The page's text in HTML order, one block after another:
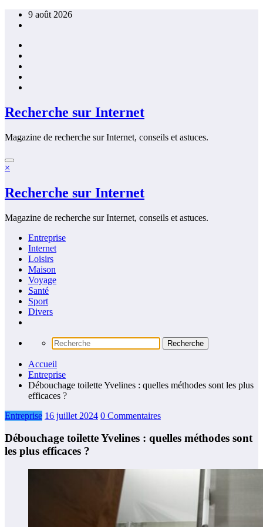
Aller
9 août 2026
Recherche sur Internet
Magazine de recherche sur Internet, conseils et astuces.
×
Recherche sur Internet
Magazine de recherche sur Internet, conseils et astuces.
Entreprise
Internet
Loisirs
Maison
Voyage
Santé
Sport
Divers
Accueil
Entreprise
Débouchage toilette Yvelines : quelles méthodes sont les plus
efficaces ?
Entreprise 16 juillet 2024 0 Commentaires
Débouchage toilette Yvelines : quelles méthodes sont
les plus efficaces ?